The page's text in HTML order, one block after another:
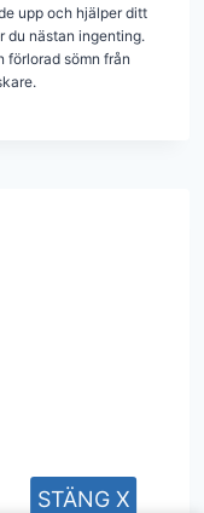
upp och hjälper ditt
du nästan ingenting.
förlorad sömn från
STÄNG X